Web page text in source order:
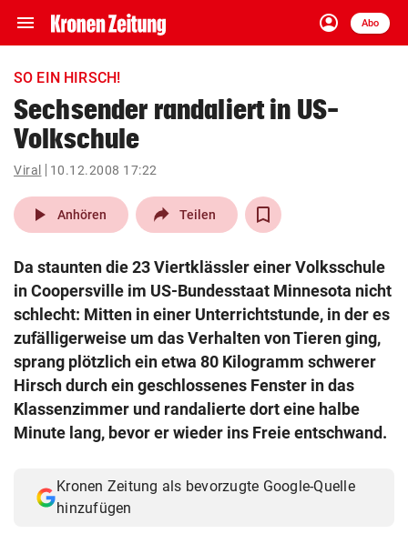
menu Navigation
ein-/ausklappen
account_circle
Anmelden
Abo
close Schließen
account_circle Anmelden
pin_drop
Wien arrow_right
search
Suchbegriff
eingeben
© Krone Multimedia GmbH & Co KG 2026
Muthgasse 2, 1190 Wien
SO EIN HIRSCH!
Sechsender randaliert in US-
Volkschule
Viral 10.12.2008 17:22
play_arrow Anhören Teilen
Da staunten die 23 Viertklässler einer Volksschule
in Coopersville im US-Bundesstaat Minnesota nicht
schlecht: Mitten in einer Unterrichtstunde, in der es
zufälligerweise um das Verhalten von Tieren ging,
sprang plötzlich ein etwa 80 Kilogramm schwerer
Hirsch durch ein geschlossenes Fenster in das
Klassenzimmer und randalierte dort eine halbe
Minute lang, bevor er wieder ins Freie entschwand.
Kronen Zeitung als bevorzugte Google-Quelle
hinzufügen